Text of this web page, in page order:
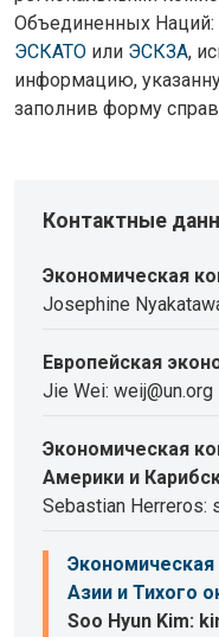
Объединенных Наций:
ЭСКАТО или ЭСКЗА,
информацию,
заполнив форму
Контактные
Экономическая
Josephine
Европейская
Jie Wei: weij@un.org
Экономическая
Америки и
Sebastian Herreros:
Экономическая
Азии и Тихого
Soo Hyun Kim: